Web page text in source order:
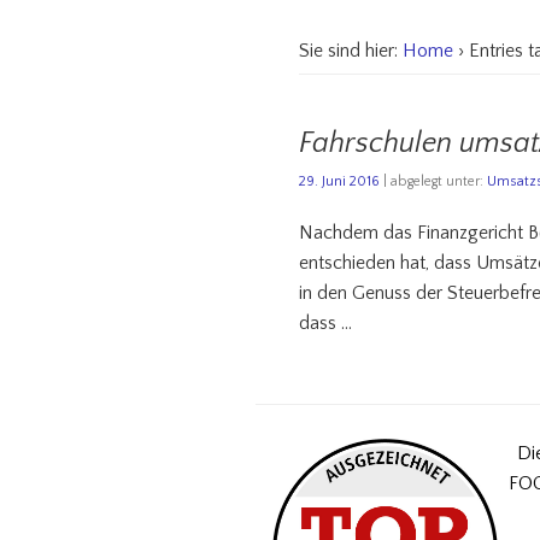
Sie sind hier: Home › Entries
Fahrschulen
29. Juni 2016 | abgelegt unter:
Nachdem das Finanzgericht
entschieden hat, dass
in den Genuss der
dass …